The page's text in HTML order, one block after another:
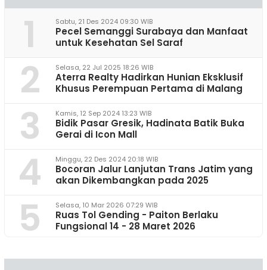
1 Sabtu, 21 Des 2024 09:30 WIB
Pecel Semanggi Surabaya dan Manfaat
untuk Kesehatan Sel Saraf
2 Selasa, 22 Jul 2025 18:26 WIB
Aterra Realty Hadirkan Hunian Eksklusif
Khusus Perempuan Pertama di Malang
3 Kamis, 12 Sep 2024 13:23 WIB
Bidik Pasar Gresik, Hadinata Batik Buka
Gerai di Icon Mall
4 Minggu, 22 Des 2024 20:18 WIB
Bocoran Jalur Lanjutan Trans Jatim yang
akan Dikembangkan pada 2025
5 Selasa, 10 Mar 2026 07:29 WIB
Ruas Tol Gending - Paiton Berlaku
Fungsional 14 - 28 Maret 2026